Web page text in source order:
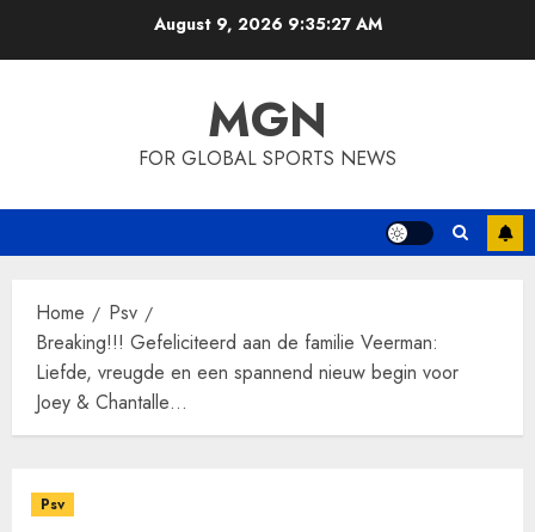
August 9, 2026 9:35:28 AM
MGN
FOR GLOBAL SPORTS NEWS
Home
Psv
Breaking!!! Gefeliciteerd aan de familie Veerman:
Liefde, vreugde en een spannend nieuw begin voor
Joey & Chantalle…
Psv